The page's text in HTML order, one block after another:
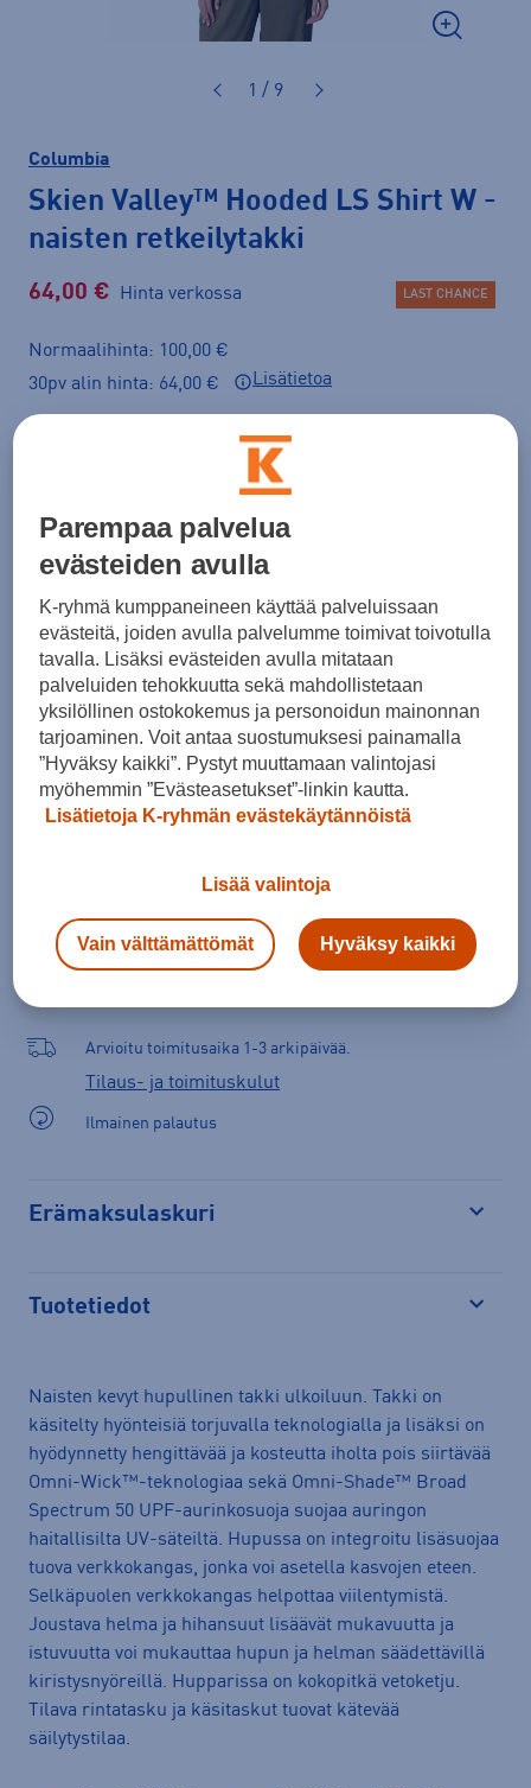
1 / 9
Columbia
Skien Valley™ Hooded LS Shirt W -
naisten retkeilytakki
64,00 € Hinta verkossa
Normaalihinta: 100,00 €
30pv alin hinta: 64,00 €
Lisätietoa
LAST CHANCE
Koko
Kokotaulukko
Lisää ostoskoriin
Valitse koko nähdäksesi myymäläsaatavuuden.
Arvioitu toimitusaika 1-3 arkipäivää.
Tilaus- ja toimituskulut
Ilmainen palautus
Erämaksulaskuri
Tuotetiedot
Naisten kevyt hupullinen takki ulkoiluun. Takki on
käsitelty hyönteisiä torjuvalla teknologialla ja lisäksi on
hyödynnetty hengittävää ja kosteutta iholta pois siirtävää
Omni-Wick™-teknologiaa sekä Omni-Shade™ Broad
Spectrum 50 UPF-aurinkosuoja suojaa auringon
haitallisilta UV-säteiltä. Hupussa on integroitu lisäsuojaa
tuova verkkokangas, jonka voi asetella kasvojen eteen.
Selkäpuolen verkkokangas helpottaa viilentymistä.
Joustava helma ja hihansuut lisäävät mukavuutta ja
istuvuutta voi mukauttaa hupun ja helman säädettävillä
kiristysnyöreillä. Hupparissa on kokopitkä vetoketju.
Tilava rintatasku ja käsitaskut tuovat kätevää
säilytystilaa.
Parempaa palvelua
evästeiden avulla
K-ryhmä kumppaneineen käyttää palveluissaan
evästeitä, joiden avulla palvelumme toimivat toivotulla
tavalla. Lisäksi evästeiden avulla mitataan
palveluiden tehokkuutta sekä mahdollistetaan
yksilöllinen ostokokemus ja personoidun mainonnan
tarjoaminen. Voit antaa suostumuksesi painamalla
”Hyväksy kaikki”. Pystyt muuttamaan valintojasi
myöhemmin ”Evästeasetukset”-linkin kautta.
Lisätietoja K-ryhmän evästekäytännöistä
Lisää valintoja
Vain välttämättömät Hyväksy kaikki